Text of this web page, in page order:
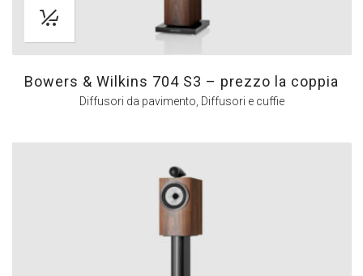
Bowers & Wilkins 704 S3 – prezzo la coppia
Diffusori da pavimento Diffusori e cuffie